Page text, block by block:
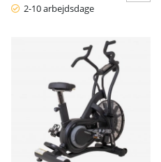
2-10 arbejdsdage